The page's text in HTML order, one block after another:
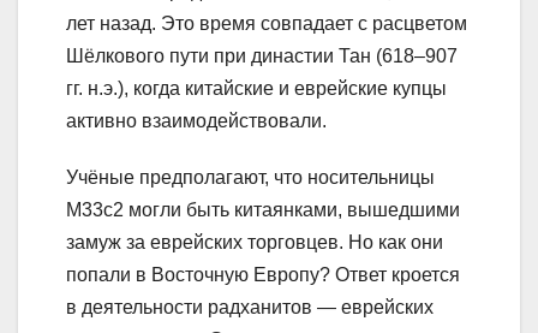
лет назад. Это время совпадает с расцветом
Шёлкового пути при династии Тан (618–907
гг. н.э.), когда китайские и еврейские купцы
активно взаимодействовали.
Учёные предполагают, что носительницы
M33c2 могли быть китаянками, вышедшими
замуж за еврейских торговцев. Но как они
попали в Восточную Европу? Ответ кроется
в деятельности радханитов — еврейских